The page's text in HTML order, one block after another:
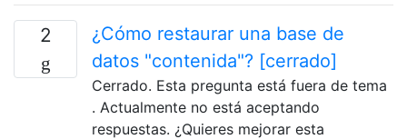
2
¿Cómo restaurar una base de
datos "contenida"? [cerrado]
Cerrado. Esta pregunta está fuera de tema
. Actualmente no está aceptando
respuestas. ¿Quieres mejorar esta